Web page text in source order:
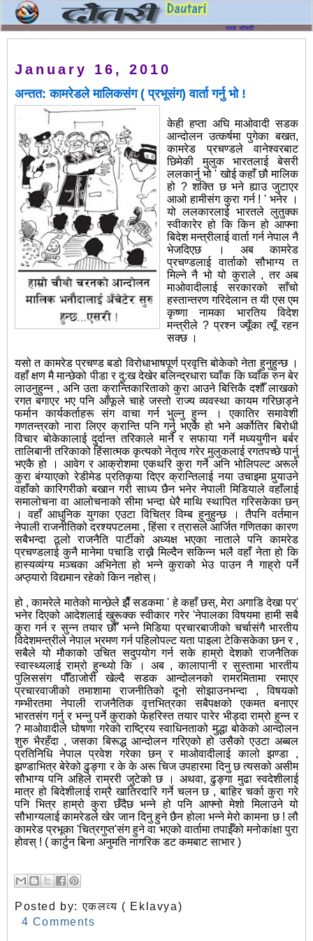
January 16, 2010
अन्तत: कामरेडले मालिकसंग ( प्रभूसंग) वार्ता गर्नु भो !
केही हप्ता अघि माओवादी सडक
आन्दोलन उत्कर्षमा पुगेका बखत,
कामरेड प्रचण्डले वानेश्वरबाट
छिमेकी मुलुक भारतलाई बेसरी
ललकार्नु भो ' खोई कहाँ छौ मालिक
हो ? शक्ति छ भने ह्याउ जुटाएर
आओ हामीसंग कुरा गर्न ! ' भनेर ।
यो ललकारलाई भारतले लुतुक्क
स्वीकारेर हो कि किन हो आफ्ना
बिदेश मन्त्रीलाई वार्ता गर्न नेपाल नै
भेजदिएछ । अब कामरेड
प्रचण्डलाई वार्ताको सौभाग्य त
मिल्ने नै भो यो कुराले , तर अब
माओवादीलाई सरकारको साँचो
हस्तान्तरण गरिदेलान त यी एस एम
कृष्णा नामका भारतिय विदेश
मन्त्रीले ? प्रश्न ज्यूँका त्यूँ रहन
सक्छ ।
यसो त कामरेड प्रचण्ड बडो विरोधाभाषपूर्ण प्रवृत्ति बोकेको नेता हुनुहुन्छ ।
वहाँ क्षण मै मान्छेको पीडा र दु:ख देखेर बलिन्द्रधारा घ्वाँक कि घ्वाँक रुन बेर
लाउनुहुन्न , अनि उता क्रान्तिकारिताको कुरा आउने बित्तिकै दशौँ लाखको
रगत बगाएर भए पनि आँफूले चाहे जस्तो राज्य व्यवस्था कायम गरिछाड्ने
फर्मान कार्यकर्ताहरू संग वाचा गर्न भुल्नु हुन्न । एकातिर समावेशी
गणतन्त्रको नारा लिएर क्रान्ति पनि गर्नु भएकै हो भने अर्कोतिर बिरोधी
विचार बोकेकालाई दुर्दान्त तरिकाले मार्ने र सफाया गर्ने मध्ययुगीन बर्बर
तालिबानी तरिकाको हिंसात्मक कृत्यको नेतृत्व गरेर मुलुकलाई रगतपच्छे पार्नु
भएकै हो । आवेग र आक्रोशमा एकथरि कुरा गर्ने अनि भोलिपल्ट अरूले
कुरा बंग्याएको रेडीमेड प्रतिकृया दिएर क्रान्तिलाई नया उचाइमा पुर्‍याउने
वहाँको कारिगरीको बखान गरी साध्य छैन भनेर नेपाली मिडियाले वहाँलाई
समालोचना वा आलोचनाको सीमा भन्दा धेरै माथि स्थापित गरिसकेका छन्
। वहाँ आधुनिक युगका एउटा विचित्र विम्ब हुनुहुन्छ । तैपनि वर्तमान
नेपाली राजनीतिको दरश्यपटलमा , हिंसा र त्रासले आर्जित गणितका कारण
सबैभन्दा ठूलो राजनैति पार्टीको अध्यक्ष भएका नाताले पनि कामरेड
प्रचण्डलाई कुनै मानेमा पचाडि राख्नै मिल्दैन सकिन्न भलै वहाँ नेता हो कि
हास्यव्यंग्य मञ्चका अभिनेता हो भन्ने कुराको भेउ पाउन नै गाह्र‍ो पर्ने
अप्ठ्यारो विद्यमान रहेको किन नहोस्।
हो , कामरेले मातेको मान्छेले झैँ सडकमा ' हे कहाँ छस्, मेरा अगाडि देखा पर्'
भनेर दिएको आदेशलाई खुरूक्क स्वीकार गरेर 'नेपालका विषयमा हामी सबै
कुरा गर्न र सुन्न तयार छौँ' भन्ने मिडिया प्रचारबाजीको चर्चासंगै भारतीय
विदेशमन्त्रीले नेपाल भ्रमण गर्न पहिलोपल्ट यता पाइला टेकिसकेका छन र ,
सबैले यो मौकाको उचित सदुपयोग गर्न सके हाम्रो देशको राजनैतिक
स्वास्थ्यलाई राम्रो हुन्थ्यो कि । अब , कालापानी र सुस्तामा भारतीय
पुलिससंग पौँठाजोरी खेल्दै सडक आन्दोलनको रामरमितामा रमाएर
प्रचारवाजीको तमाशामा राजनीतिको दूनो सोझाउनभन्दा , विषयको
गम्भीरतमा नेपाली राजनैतिक वृत्तभित्रका सबैपक्षको एकमत बनाएर
भारतसंग गर्नु र भन्नु पर्ने कुराको फेहरिस्त तयार पारेर भीड्दा राम्रो हुन्न र
? माओवादीले घोषणा गरेको राष्ट्रिय स्वाधिनताको मुद्धा बोकेको आन्दोलन
शुरु भैरहँदा , जसका बिरूद्ध आन्दोलन गरिएको हो उसैको एउटा अब्बल
प्रतिनिधि नेपाल प्रवेश गरेका छन् र माओवादीलाई कालो झण्डा ,
झण्डाभित्र बेरेको ढुङ्गा र के के अरू चिज उपहारमा दिनु छ त्यसको असीम
सौभाग्य पनि अहिले राम्ररी जुटेको छ । अथवा, ढुङ्गा मुढा स्वदेशीलाई
मात्र हो बिदेशीलाई राम्रै खातिरदारि गर्ने चलन छ , बाहिर चर्का कुरा गरे
पनि भित्र हाम्रो कुरा छँदैछ भन्ने हो पनि आफ्नो मेशो मिलाउने यो
सौभाग्यलाई कामरेडले खेर जान दिनु हुने छैन होला भन्ने मेरो कामना छ ! लौ
कामरेड प्रभूका 'चित्रगुप्त'संग हुने वा भएको वार्तामा तपाईँको मनोकांक्षा पुरा
होवस् ! ( कार्टुन बिना अनुमति नागरिक डट कमबाट साभार )
Posted by:एकलव्य ( Eklavya)
4 Comments